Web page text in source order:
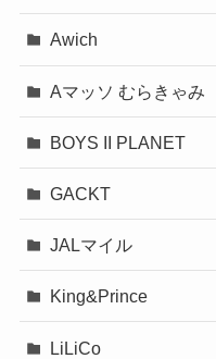
Awich
Aマッソ むらきゃみ
BOYS II PLANET
GACKT
JALマイル
King&Prince
LiLiCo